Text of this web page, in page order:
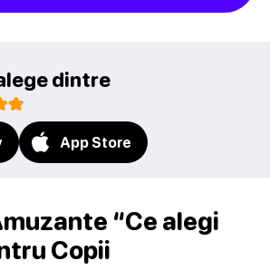
dintre
App Store
“Ce alegi
Copii